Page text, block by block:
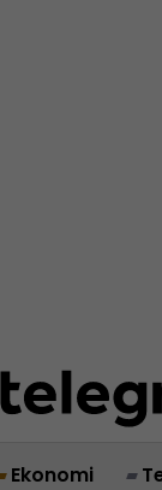
Ekonomi